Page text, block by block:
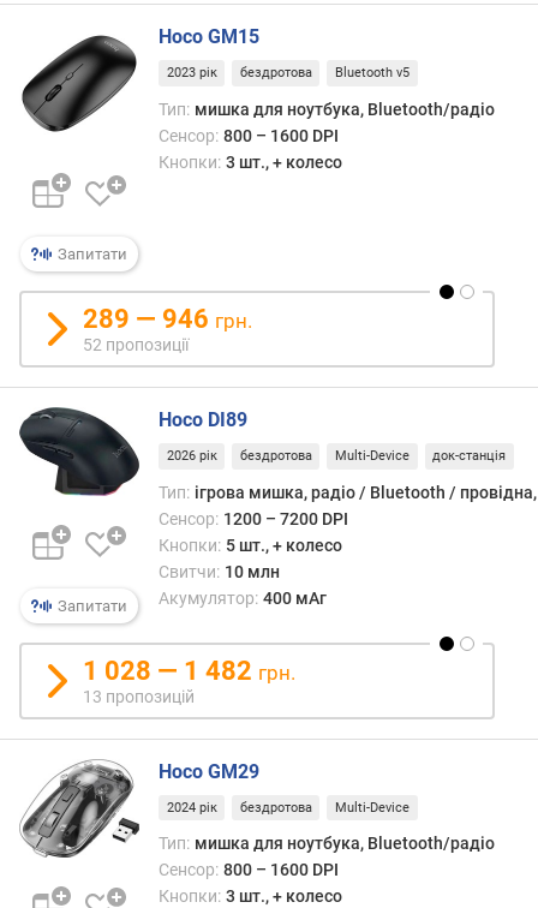
р
а
м
н
р
з
д
і
л
ь
н
а
з
д
а
н
і
т
ь
с
е
н
с
о
р
а
(
P
Запитати
Hoco GM15
2023 рік бездротова Bluetooth v5
Тип: мишка для ноутбука, Bluetooth/радіо
Сенсор: 800 – 1600 DPI
Кнопки: 3 шт., + колесо
289 — 946 грн.
52 пропозиції
Запитати
Hoco DI89
2026 рік бездротова Multi-Device док-станція
Тип: ігрова мишка, радіо / Bluetooth / провідна,
Сенсор: 1200 – 7200 DPI
Кнопки: 5 шт., + колесо
Свитчи: 10 млн
Акумулятор: 400 мАг
1 028 — 1 482 грн.
13 пропозицій
Hoco GM29
2024 рік бездротова Multi-Device
Тип: мишка для ноутбука, Bluetooth/радіо
Сенсор: 800 – 1600 DPI
Кнопки: 3 шт., + колесо